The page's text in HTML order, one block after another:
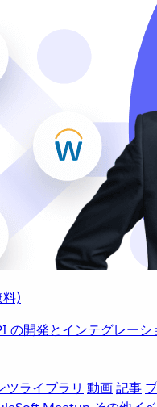
)
開発とインテグレーシ
ツライブラリ 動画記事